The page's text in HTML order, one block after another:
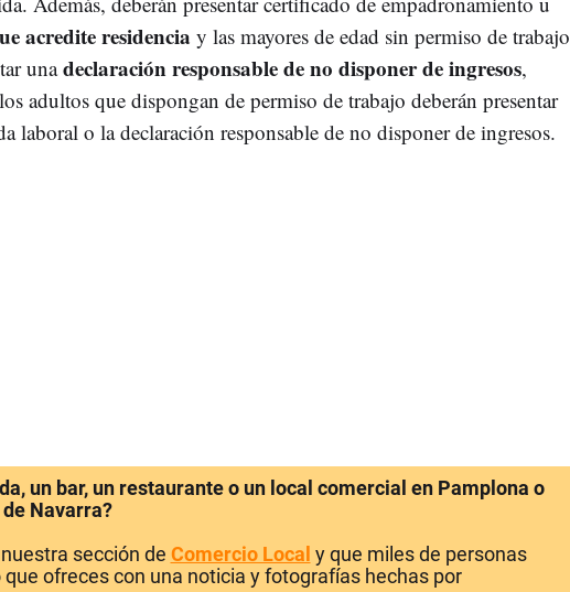
acredite residencia y las mayores de edad sin permiso de trabajo
unadeclaración responsable de no disponer de ingresos,
adultos que dispongan de permiso de trabajo deberán presentar
laboral o la declaración responsable de no disponer de ingresos.
un bar, un restaurante o un local comercial en Pamplona o
Navarra?
sección de Comercio Local y que miles de personas
ofreces con una noticia y fotografías hechas por